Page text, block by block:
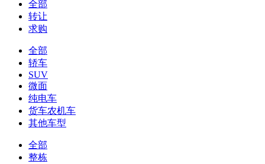
全部
转让
求购
全部
轿车
SUV
微面
纯电车
货车农机车
其他车型
全部
整栋